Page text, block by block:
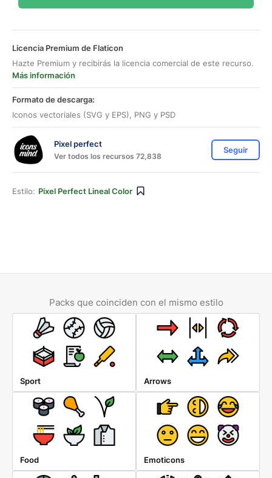
Licencia Premium de Flaticon
Hazte Premium y recibirás la licencia comercial de este recurso.
Más información
Formato de descarga:
Iconos vectoriales (SVG y EPS), PNG y PSD
Pixel perfect
Ver todos los recursos 72,838
Seguir
Estilo: Pixel Perfect Lineal Color
Packs que coinciden con el mismo estilo
Sport Arrows
Food Emoticons